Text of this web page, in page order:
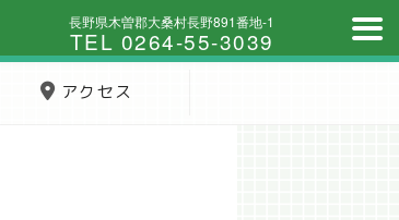
長野県木曽郡大桑村長野891番地-1
TEL 0264-55-3039
アクセス